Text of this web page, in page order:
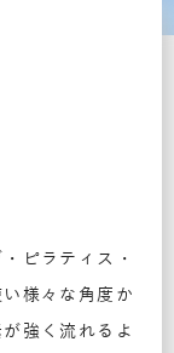
ピラティス・
様々な角度か
強く流れるよ